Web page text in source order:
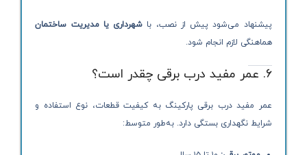
پیشنهاد می‌شود پیش از نصب، با شهرداری یا مدیریت ساختمان
هماهنگی لازم انجام شود.
۶. عمر مفید درب برقی چقدر است؟
عمر مفید درب برقی پارکینگ به کیفیت قطعات، نوع استفاده و
شرایط نگهداری بستگی دارد. به‌طور متوسط: